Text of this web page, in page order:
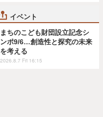
イベント
まちのこども財団設立記念シ
ンポ9/6…創造性と探究の未来
を考える
2026.8.7 Fri 16:15